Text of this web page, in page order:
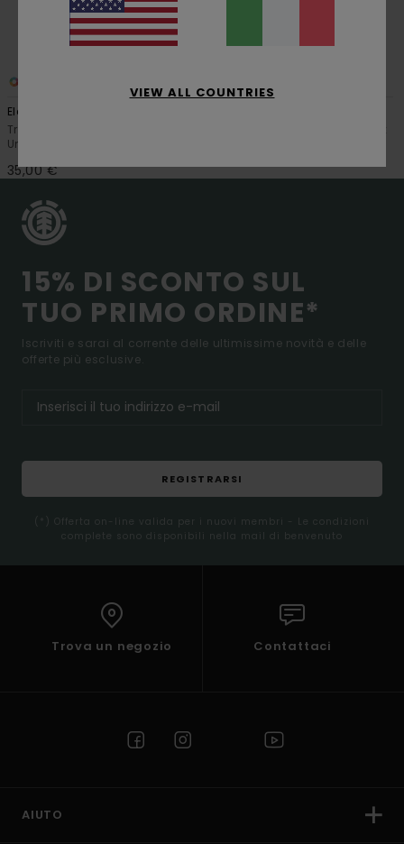
Element
Truck Grezzi da 5.25” Multi
Unisex
35,00 €
15% DI SCONTO SUL
TUO PRIMO ORDINE*
Iscriviti e sarai al corrente delle ultimissime novità e delle
offerte più esclusive.
REGISTRARSI
(*) Offerta on-line valida per i nuovi membri - Le condizioni
complete sono disponibili nella mail di benvenuto
Trova un negozio Contattaci
AIUTO
VIEW ALL COUNTRIES